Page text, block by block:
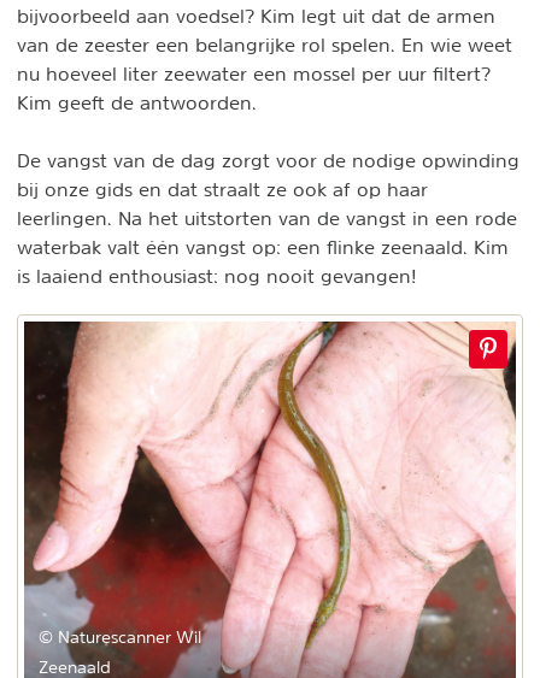
bijvoorbeeld aan voedsel? Kim legt uit dat de armen
van de zeester een belangrijke rol spelen. En wie weet
nu hoeveel liter zeewater een mossel per uur filtert?
Kim geeft de antwoorden.
De vangst van de dag zorgt voor de nodige opwinding
bij onze gids en dat straalt ze ook af op haar
leerlingen. Na het uitstorten van de vangst in een rode
waterbak valt één vangst op: een flinke zeenaald. Kim
is laaiend enthousiast: nog nooit gevangen!
© Naturescanner Wil
Zeenaald